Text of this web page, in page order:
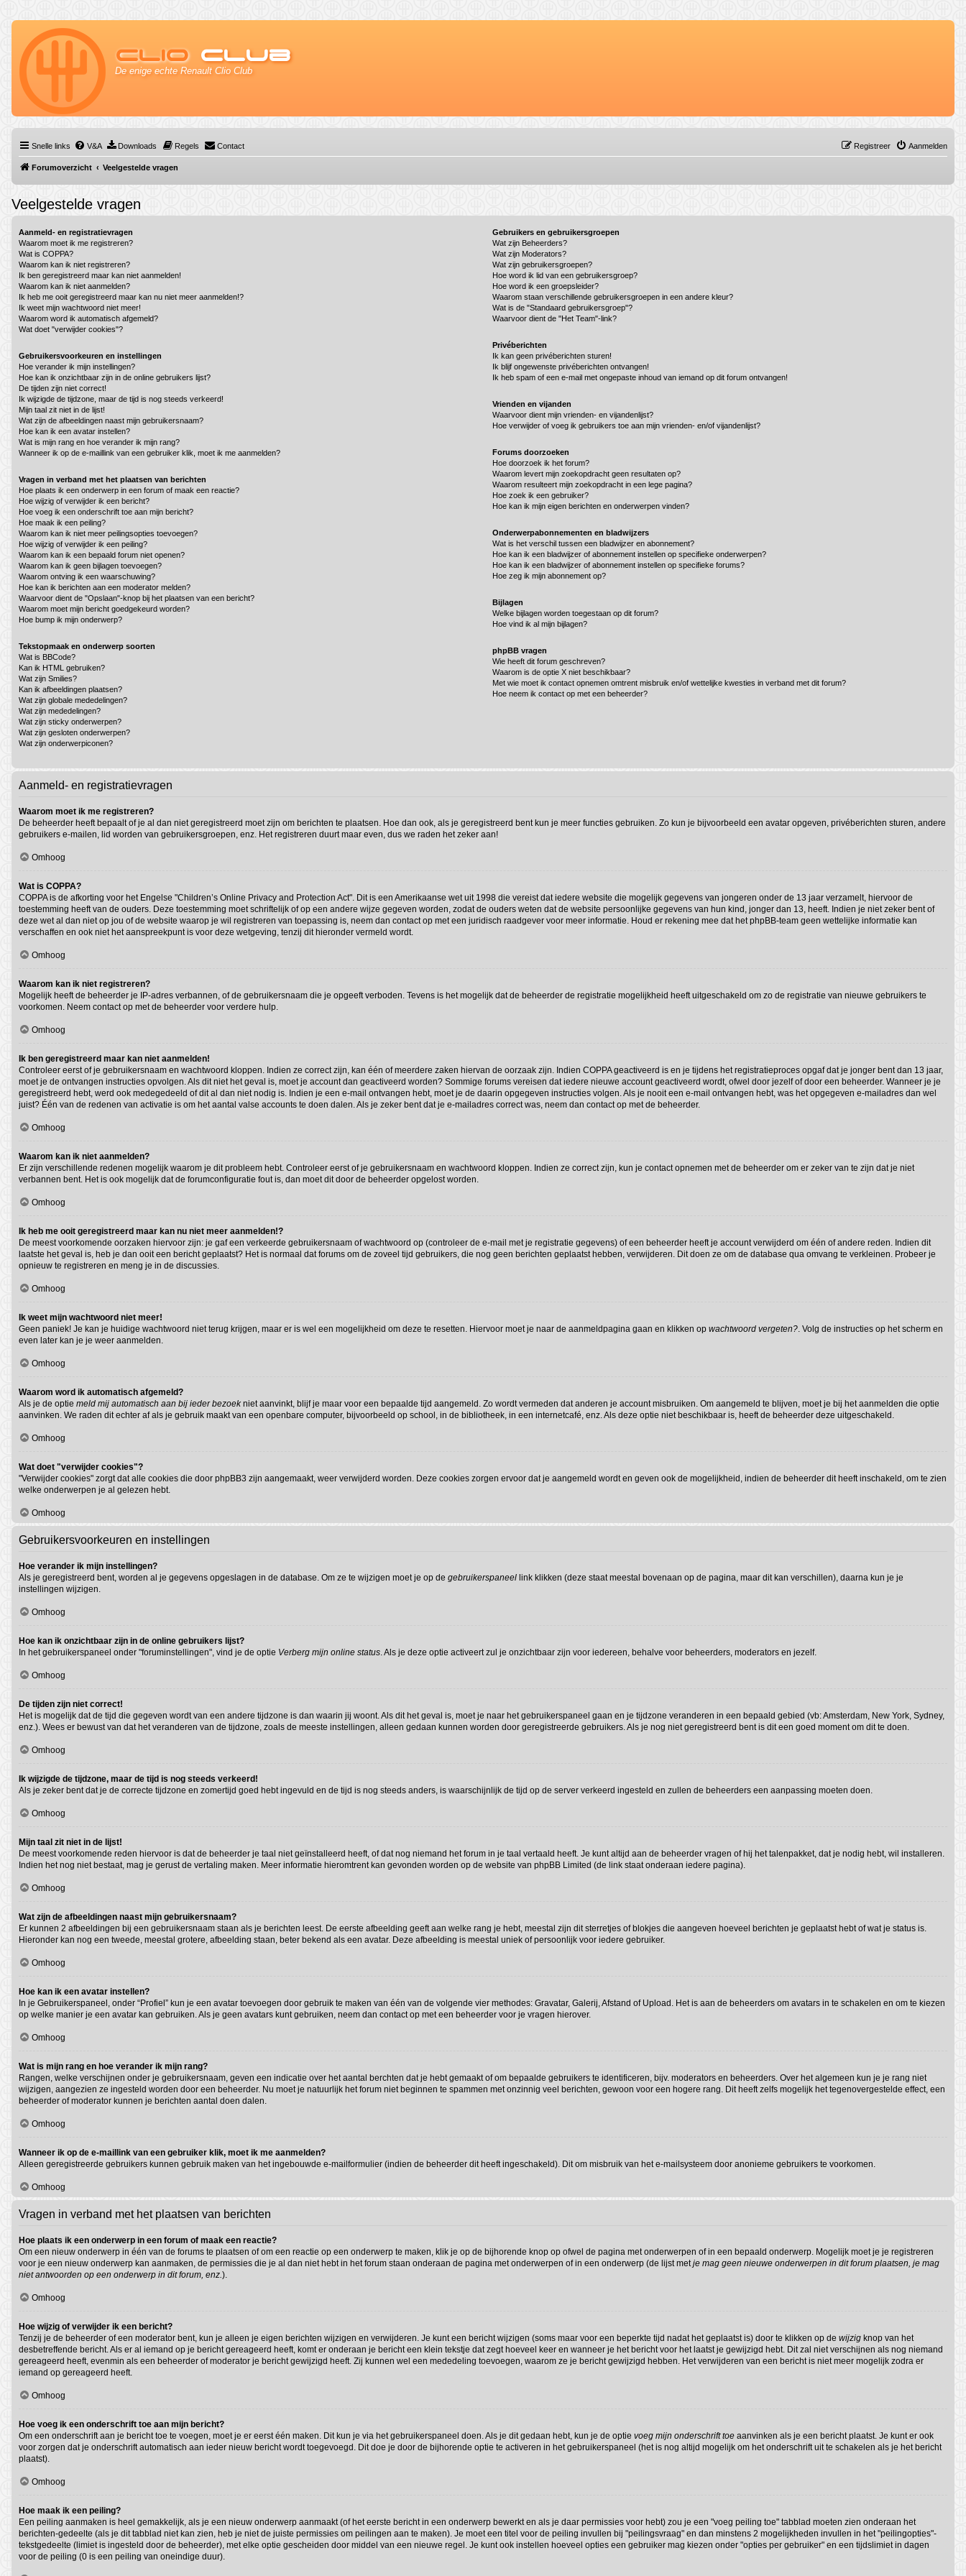
Clio Club
De enige echte Renault Clio Club
Snelle links V&A Downloads Regels Contact Aanmelden
Registreer
Forumoverzicht Veelgestelde vragen
Veelgestelde vragen
Aanmeld- en registratievragen
Waarom moet ik me registreren?
Wat is COPPA?
Waarom kan ik niet registreren?
Ik ben geregistreerd maar kan niet aanmelden!
Waarom kan ik niet aanmelden?
Ik heb me ooit geregistreerd maar kan nu niet meer aanmelden!?
Ik weet mijn wachtwoord niet meer!
Waarom word ik automatisch afgemeld?
Wat doet "verwijder cookies"?
Gebruikersvoorkeuren en instellingen
Hoe verander ik mijn instellingen?
Hoe kan ik onzichtbaar zijn in de online gebruikers lijst?
De tijden zijn niet correct!
Ik wijzigde de tijdzone, maar de tijd is nog steeds verkeerd!
Mijn taal zit niet in de lijst!
Wat zijn de afbeeldingen naast mijn gebruikersnaam?
Hoe kan ik een avatar instellen?
Wat is mijn rang en hoe verander ik mijn rang?
Wanneer ik op de e-maillink van een gebruiker klik, moet ik me aanmelden?
Vragen in verband met het plaatsen van berichten
Hoe plaats ik een onderwerp in een forum of maak een reactie?
Hoe wijzig of verwijder ik een bericht?
Hoe voeg ik een onderschrift toe aan mijn bericht?
Hoe maak ik een peiling?
Waarom kan ik niet meer peilingsopties toevoegen?
Hoe wijzig of verwijder ik een peiling?
Waarom kan ik een bepaald forum niet openen?
Waarom kan ik geen bijlagen toevoegen?
Waarom ontving ik een waarschuwing?
Hoe kan ik berichten aan een moderator melden?
Waarvoor dient de "Opslaan"-knop bij het plaatsen van een bericht?
Waarom moet mijn bericht goedgekeurd worden?
Hoe bump ik mijn onderwerp?
Tekstopmaak en onderwerp soorten
Wat is BBCode?
Kan ik HTML gebruiken?
Wat zijn Smilies?
Kan ik afbeeldingen plaatsen?
Wat zijn globale mededelingen?
Wat zijn mededelingen?
Wat zijn sticky onderwerpen?
Wat zijn gesloten onderwerpen?
Wat zijn onderwerpiconen?
Gebruikers en gebruikersgroepen
Wat zijn Beheerders?
Wat zijn Moderators?
Wat zijn gebruikersgroepen?
Hoe word ik lid van een gebruikersgroep?
Hoe word ik een groepsleider?
Waarom staan verschillende gebruikersgroepen in een andere kleur?
Wat is de "Standaard gebruikersgroep"?
Waarvoor dient de "Het Team"-link?
Privéberichten
Ik kan geen privéberichten sturen!
Ik blijf ongewenste privéberichten ontvangen!
Ik heb spam of een e-mail met ongepaste inhoud van iemand op dit forum ontvangen!
Vrienden en vijanden
Waarvoor dient mijn vrienden- en vijandenlijst?
Hoe verwijder of voeg ik gebruikers toe aan mijn vrienden- en/of vijandenlijst?
Forums doorzoeken
Hoe doorzoek ik het forum?
Waarom levert mijn zoekopdracht geen resultaten op?
Waarom resulteert mijn zoekopdracht in een lege pagina?
Hoe zoek ik een gebruiker?
Hoe kan ik mijn eigen berichten en onderwerpen vinden?
Onderwerpabonnementen en bladwijzers
Wat is het verschil tussen een bladwijzer en abonnement?
Hoe kan ik een bladwijzer of abonnement instellen op specifieke onderwerpen?
Hoe kan ik een bladwijzer of abonnement instellen op specifieke forums?
Hoe zeg ik mijn abonnement op?
Bijlagen
Welke bijlagen worden toegestaan op dit forum?
Hoe vind ik al mijn bijlagen?
phpBB vragen
Wie heeft dit forum geschreven?
Waarom is de optie X niet beschikbaar?
Met wie moet ik contact opnemen omtrent misbruik en/of wettelijke kwesties in verband met dit forum?
Hoe neem ik contact op met een beheerder?
Aanmeld- en registratievragen
Waarom moet ik me registreren?
De beheerder heeft bepaalt of je al dan niet geregistreerd moet zijn om berichten te plaatsen. Hoe dan ook, als je geregistreerd bent kun je meer functies gebruiken. Zo kun je bijvoorbeeld een avatar opgeven, privéberichten sturen, andere
gebruikers e-mailen, lid worden van gebruikersgroepen, enz. Het registreren duurt maar even, dus we raden het zeker aan!
Omhoog
Wat is COPPA?
COPPA is de afkorting voor het Engelse "Children’s Online Privacy and Protection Act". Dit is een Amerikaanse wet uit 1998 die vereist dat iedere website die mogelijk gegevens van jongeren onder de 13 jaar verzamelt, hiervoor de
toestemming heeft van de ouders. Deze toestemming moet schriftelijk of op een andere wijze gegeven worden, zodat de ouders weten dat de website persoonlijke gegevens van hun kind, jonger dan 13, heeft. Indien je niet zeker bent of
deze wet al dan niet op jou of de website waarop je wil registreren van toepassing is, neem dan contact op met een juridisch raadgever voor meer informatie. Houd er rekening mee dat het phpBB-team geen wettelijke informatie kan
verschaffen en ook niet het aanspreekpunt is voor deze wetgeving, tenzij dit hieronder vermeld wordt.
Omhoog
Waarom kan ik niet registreren?
Mogelijk heeft de beheerder je IP-adres verbannen, of de gebruikersnaam die je opgeeft verboden. Tevens is het mogelijk dat de beheerder de registratie mogelijkheid heeft uitgeschakeld om zo de registratie van nieuwe gebruikers te
voorkomen. Neem contact op met de beheerder voor verdere hulp.
Omhoog
Ik ben geregistreerd maar kan niet aanmelden!
Controleer eerst of je gebruikersnaam en wachtwoord kloppen. Indien ze correct zijn, kan één of meerdere zaken hiervan de oorzaak zijn. Indien COPPA geactiveerd is en je tijdens het registratieproces opgaf dat je jonger bent dan 13 jaar,
moet je de ontvangen instructies opvolgen. Als dit niet het geval is, moet je account dan geactiveerd worden? Sommige forums vereisen dat iedere nieuwe account geactiveerd wordt, ofwel door jezelf of door een beheerder. Wanneer je je
geregistreerd hebt, werd ook medegedeeld of dit al dan niet nodig is. Indien je een e-mail ontvangen hebt, moet je de daarin opgegeven instructies volgen. Als je nooit een e-mail ontvangen hebt, was het opgegeven e-mailadres dan wel
juist? Één van de redenen van activatie is om het aantal valse accounts te doen dalen. Als je zeker bent dat je e-mailadres correct was, neem dan contact op met de beheerder.
Omhoog
Waarom kan ik niet aanmelden?
Er zijn verschillende redenen mogelijk waarom je dit probleem hebt. Controleer eerst of je gebruikersnaam en wachtwoord kloppen. Indien ze correct zijn, kun je contact opnemen met de beheerder om er zeker van te zijn dat je niet
verbannen bent. Het is ook mogelijk dat de forumconfiguratie fout is, dan moet dit door de beheerder opgelost worden.
Omhoog
Ik heb me ooit geregistreerd maar kan nu niet meer aanmelden!?
De meest voorkomende oorzaken hiervoor zijn: je gaf een verkeerde gebruikersnaam of wachtwoord op (controleer de e-mail met je registratie gegevens) of een beheerder heeft je account verwijderd om één of andere reden. Indien dit
laatste het geval is, heb je dan ooit een bericht geplaatst? Het is normaal dat forums om de zoveel tijd gebruikers, die nog geen berichten geplaatst hebben, verwijderen. Dit doen ze om de database qua omvang te verkleinen. Probeer je
opnieuw te registreren en meng je in de discussies.
Omhoog
Ik weet mijn wachtwoord niet meer!
Geen paniek! Je kan je huidige wachtwoord niet terug krijgen, maar er is wel een mogelijkheid om deze te resetten. Hiervoor moet je naar de aanmeldpagina gaan en klikken op wachtwoord vergeten?. Volg de instructies op het scherm en
even later kan je je weer aanmelden.
Omhoog
Waarom word ik automatisch afgemeld?
Als je de optie meld mij automatisch aan bij ieder bezoekniet aanvinkt, blijf je maar voor een bepaalde tijd aangemeld. Zo wordt vermeden dat anderen je account misbruiken. Om aangemeld te blijven, moet je bij het aanmelden die optie
aanvinken. We raden dit echter af als je gebruik maakt van een openbare computer, bijvoorbeeld op school, in de bibliotheek, in een internetcafé, enz. Als deze optie niet beschikbaar is, heeft de beheerder deze uitgeschakeld.
Omhoog
Wat doet "verwijder cookies"?
"Verwijder cookies" zorgt dat alle cookies die door phpBB3 zijn aangemaakt, weer verwijderd worden. Deze cookies zorgen ervoor dat je aangemeld wordt en geven ook de mogelijkheid, indien de beheerder dit heeft inschakeld, om te zien
welke onderwerpen je al gelezen hebt.
Omhoog
Gebruikersvoorkeuren en instellingen
Hoe verander ik mijn instellingen?
Als je geregistreerd bent, worden al je gegevens opgeslagen in de database. Om ze te wijzigen moet je op de gebruikerspaneel link klikken (deze staat meestal bovenaan op de pagina, maar dit kan verschillen), daarna kun je je
instellingen wijzigen.
Omhoog
Hoe kan ik onzichtbaar zijn in de online gebruikers lijst?
In het gebruikerspaneel onder "foruminstellingen", vind je de optie Verberg mijn online status. Als je deze optie activeert zul je onzichtbaar zijn voor iedereen, behalve voor beheerders, moderators en jezelf.
Omhoog
De tijden zijn niet correct!
Het is mogelijk dat de tijd die gegeven wordt van een andere tijdzone is dan waarin jij woont. Als dit het geval is, moet je naar het gebruikerspaneel gaan en je tijdzone veranderen in een bepaald gebied (vb: Amsterdam, New York, Sydney,
enz.). Wees er bewust van dat het veranderen van de tijdzone, zoals de meeste instellingen, alleen gedaan kunnen worden door geregistreerde gebruikers. Als je nog niet geregistreerd bent is dit een goed moment om dit te doen.
Omhoog
Ik wijzigde de tijdzone, maar de tijd is nog steeds verkeerd!
Als je zeker bent dat je de correcte tijdzone en zomertijd goed hebt ingevuld en de tijd is nog steeds anders, is waarschijnlijk de tijd op de server verkeerd ingesteld en zullen de beheerders een aanpassing moeten doen.
Omhoog
Mijn taal zit niet in de lijst!
De meest voorkomende reden hiervoor is dat de beheerder je taal niet geïnstalleerd heeft, of dat nog niemand het forum in je taal vertaald heeft. Je kunt altijd aan de beheerder vragen of hij het talenpakket, dat je nodig hebt, wil installeren.
Indien het nog niet bestaat, mag je gerust de vertaling maken. Meer informatie hieromtrent kan gevonden worden op de website van phpBB Limited (de link staat onderaan iedere pagina).
Omhoog
Wat zijn de afbeeldingen naast mijn gebruikersnaam?
Er kunnen 2 afbeeldingen bij een gebruikersnaam staan als je berichten leest. De eerste afbeelding geeft aan welke rang je hebt, meestal zijn dit sterretjes of blokjes die aangeven hoeveel berichten je geplaatst hebt of wat je status is.
Hieronder kan nog een tweede, meestal grotere, afbeelding staan, beter bekend als een avatar. Deze afbeelding is meestal uniek of persoonlijk voor iedere gebruiker.
Omhoog
Hoe kan ik een avatar instellen?
In je Gebruikerspaneel, onder “Profiel” kun je een avatar toevoegen door gebruik te maken van één van de volgende vier methodes: Gravatar, Galerij, Afstand of Upload. Het is aan de beheerders om avatars in te schakelen en om te kiezen
op welke manier je een avatar kan gebruiken. Als je geen avatars kunt gebruiken, neem dan contact op met een beheerder voor je vragen hierover.
Omhoog
Wat is mijn rang en hoe verander ik mijn rang?
Rangen, welke verschijnen onder je gebruikersnaam, geven een indicatie over het aantal berchten dat je hebt gemaakt of om bepaalde gebruikers te identificeren, bijv. moderators en beheerders. Over het algemeen kun je je rang niet
wijzigen, aangezien ze ingesteld worden door een beheerder. Nu moet je natuurlijk het forum niet beginnen te spammen met onzinnig veel berichten, gewoon voor een hogere rang. Dit heeft zelfs mogelijk het tegenovergestelde effect, een
beheerder of moderator kunnen je berichten aantal doen dalen.
Omhoog
Wanneer ik op de e-maillink van een gebruiker klik, moet ik me aanmelden?
Alleen geregistreerde gebruikers kunnen gebruik maken van het ingebouwde e-mailformulier (indien de beheerder dit heeft ingeschakeld). Dit om misbruik van het e-mailsysteem door anonieme gebruikers te voorkomen.
Omhoog
Vragen in verband met het plaatsen van berichten
Hoe plaats ik een onderwerp in een forum of maak een reactie?
Om een nieuw onderwerp in één van de forums te plaatsen of om een reactie op een onderwerp te maken, klik je op de bijhorende knop op ofwel de pagina met onderwerpen of in een bepaald onderwerp. Mogelijk moet je je registreren
voor je een nieuw onderwerp kan aanmaken, de permissies die je al dan niet hebt in het forum staan onderaan de pagina met onderwerpen of in een onderwerp (de lijst metje mag geen nieuwe onderwerpen in dit forum plaatsen, je mag
niet antwoorden op een onderwerp in dit forum, enz.).
Omhoog
Hoe wijzig of verwijder ik een bericht?
Tenzij je de beheerder of een moderator bent, kun je alleen je eigen berichten wijzigen en verwijderen. Je kunt een bericht wijzigen (soms maar voor een beperkte tijd nadat het geplaatst is) door te klikken op de wijzig knop van het
desbetreffende bericht. Als er al iemand op je bericht gereageerd heeft, komt er onderaan je bericht een klein tekstje dat zegt hoeveel keer en wanneer je het bericht voor het laatst je gewijzigd hebt. Dit zal niet verschijnen als nog niemand
gereageerd heeft, evenmin als een beheerder of moderator je bericht gewijzigd heeft. Zij kunnen wel een mededeling toevoegen, waarom ze je bericht gewijzigd hebben. Het verwijderen van een bericht is niet meer mogelijk zodra er
iemand op gereageerd heeft.
Omhoog
Hoe voeg ik een onderschrift toe aan mijn bericht?
Om een onderschrift aan je bericht toe te voegen, moet je er eerst één maken. Dit kun je via het gebruikerspaneel doen. Als je dit gedaan hebt, kun je de optie voeg mijn onderschrift toe aanvinken als je een bericht plaatst. Je kunt er ook
voor zorgen dat je onderschrift automatisch aan ieder nieuw bericht wordt toegevoegd. Dit doe je door de bijhorende optie te activeren in het gebruikerspaneel (het is nog altijd mogelijk om het onderschrift uit te schakelen als je het bericht
plaatst).
Omhoog
Hoe maak ik een peiling?
Een peiling aanmaken is heel gemakkelijk, als je een nieuw onderwerp aanmaakt (of het eerste bericht in een onderwerp bewerkt en als je daar permissies voor hebt) zou je een "voeg peiling toe" tabblad moeten zien onderaan het
berichten-gedeelte (als je dit tabblad niet kan zien, heb je niet de juiste permissies om peilingen aan te maken). Je moet een titel voor de peiling invullen bij "peilingsvraag" en dan minstens 2 mogelijkheden invullen in het "peilingopties"-
tekstgedeelte (limiet is ingesteld door de beheerder), met elke optie gescheiden door middel van een nieuwe regel. Je kunt ook instellen hoeveel opties een gebruiker mag kiezen onder "opties per gebruiker" en een tijdslimiet in dagen
voor de peiling (0 is een peiling van oneindige duur).